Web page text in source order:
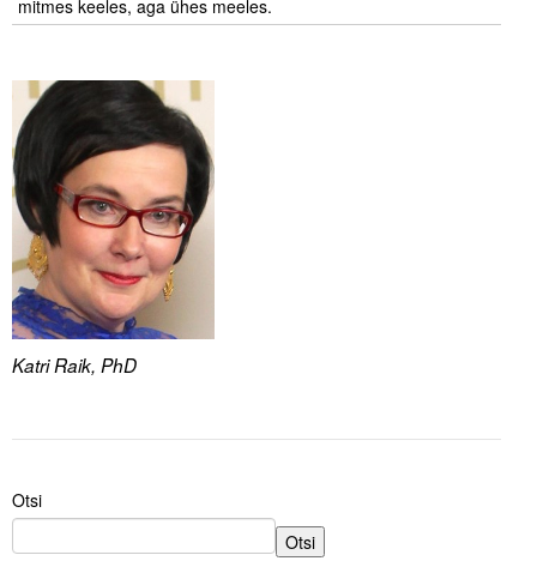
mitmes keeles, aga ühes meeles.
Katri Raik, PhD
Otsi
Otsi